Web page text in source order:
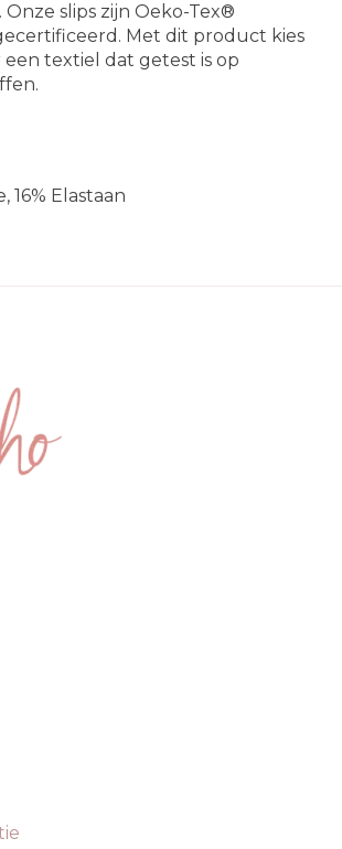
Onze slips zijn Oeko-Tex®
Met dit product kies
textiel dat getest is op
16% Elastaan